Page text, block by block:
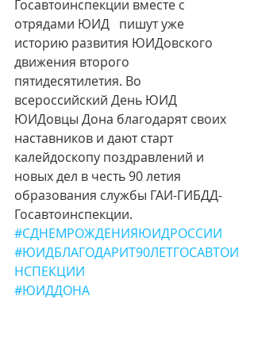
Госавтоинспекции вместе с
отрядами ЮИД   пишут уже
историю развития ЮИДовского
движения второго
пятидесятилетия. Во
всероссийский День ЮИД
ЮИДовцы Дона благодарят своих
наставников и дают старт
калейдоскопу поздравлений и
новых дел в честь 90 летия
образования службы ГАИ-ГИБДД-
Госавтоинспекции.
#СДНЕМРОЖДЕНИЯЮИДРОССИИ
#ЮИДБЛАГОДАРИТ90ЛЕТГОСАВТОИ
НСПЕКЦИИ
#ЮИДДОНА